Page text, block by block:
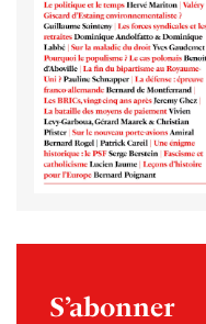
S’abonner